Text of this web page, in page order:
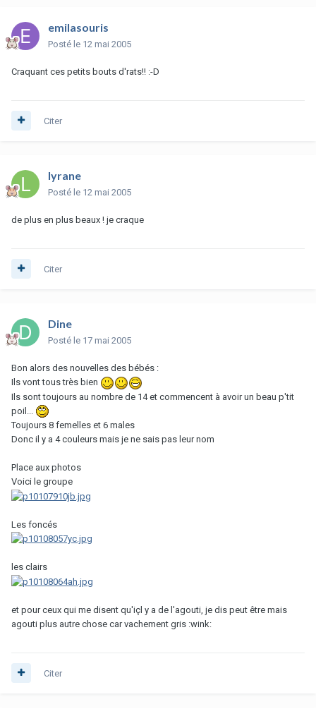
emilasouris
Posté le 12 mai 2005
Craquant ces petits bouts d'rats!! :-D
Citer
lyrane
Posté le 12 mai 2005
de plus en plus beaux ! je craque
Citer
Dine
Posté le 17 mai 2005
Bon alors des nouvelles des bébés :
Ils vont tous très bien
Ils sont toujours au nombre de 14 et commencent à avoir un beau p'tit
poil...
Toujours 8 femelles et 6 males
Donc il y a 4 couleurs mais je ne sais pas leur nom
Place aux photos
Voici le groupe
Les foncés
les clairs
et pour ceux qui me disent qu'içl y a de l'agouti, je dis peut être mais
agouti plus autre chose car vachement gris :wink:
Citer